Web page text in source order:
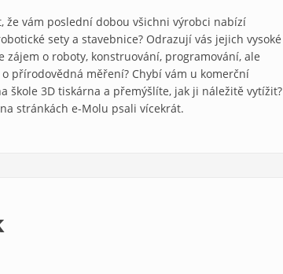
že vám poslední dobou všichni výrobci nabízí
sety a stavebnice? Odrazují vás jejich vysoké
zájem o roboty, konstruování, programování, ale
přírodovědná měření? Chybí vám u komerční
škole 3D tiskárna a přemýšlíte, jak ji náležitě vytížit?
stránkách e-Molu psali vícekrát.